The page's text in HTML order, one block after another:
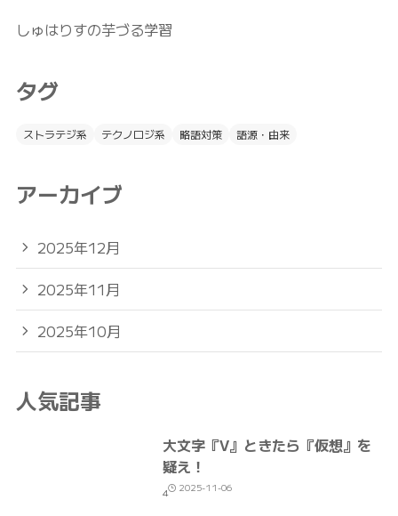
しゅはりすの芋づる学習
タグ
ストラテジ系 テクノロジ系 略語対策 語源・由来
アーカイブ
2025年12月
2025年11月
2025年10月
人気記事
大文字『V』ときたら『仮想』を
疑え！
4 2025-11-06